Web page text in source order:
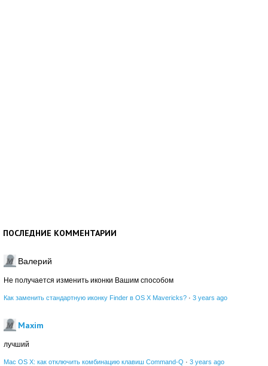
ПОСЛЕДНИЕ КОММЕНТАРИИ
Валерий
Не получается изменить иконки Вашим способом
Как заменить стандартную иконку Finder в OS X Mavericks? · 3 years ago
Maxim
лучший
Mac OS X: как отключить комбинацию клавиш Command-Q · 3 years ago